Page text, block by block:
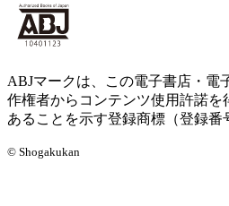
ABJマークは、この電子書店・電
作権者からコンテンツ使用許諾
あることを示す登録商標（登録番
© Shogakukan